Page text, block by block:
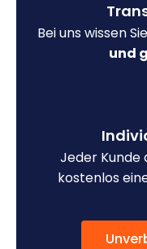
Bei uns wissen
und
Jeder Kunde
kostenlos